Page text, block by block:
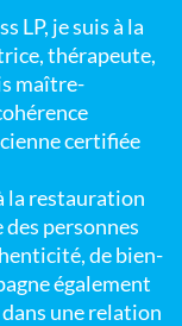
LP, je suis à la
thérapeute,
maître-
certifiée
la restauration
personnes
de bien-
également
une relation